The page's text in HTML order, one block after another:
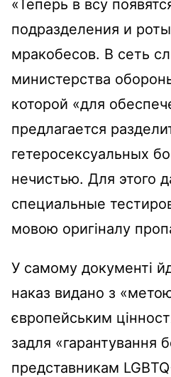
«Теперь в всу
подразделения и
мракобесов. В сеть
министерства
которой «для
предлагается
гетеросексуальных
нечистью. Для этого
специальные
мовою оригіналу
У самому документі
наказ видано з
європейським
задля «гарантування
представникам